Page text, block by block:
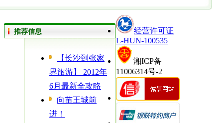
推荐信息
【长沙到张家
界旅游】 2012年
6月最新全攻略
向苗王城前
进！
经营许可证
L-HUN-100535
湘ICP备
11006314号-2